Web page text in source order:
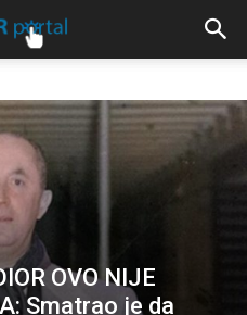
OVO NIJE
Smatrao je da